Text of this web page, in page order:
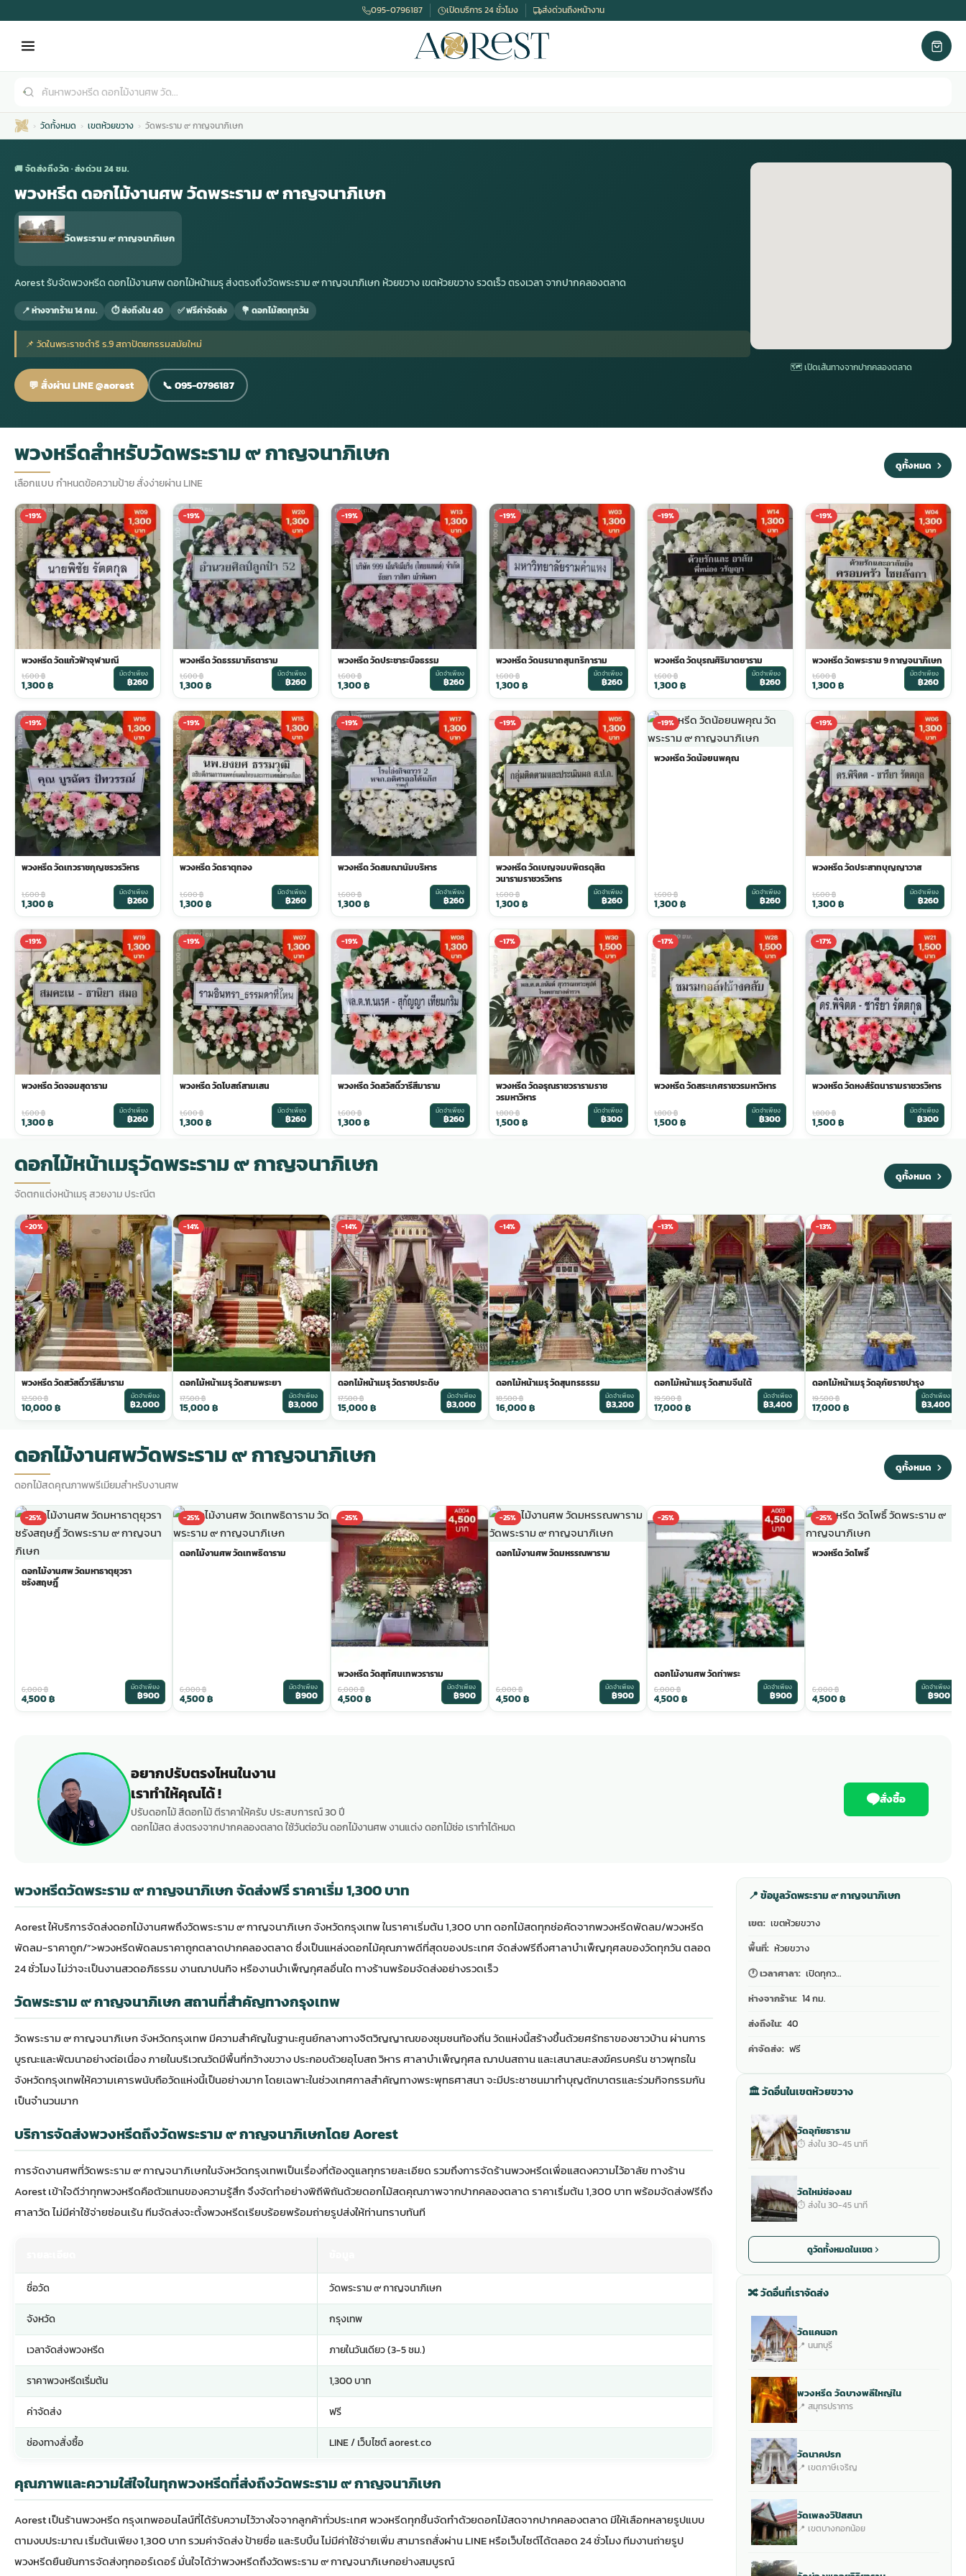
ดอกไม้หน้าศพ
ดอกไม้จัดงานศพ
จัดดอกไม้หน้าศพ
ดอกไม้หน้าหีบ
ดอกไม้หน้างานศพ
ดอกไม้หน้าโลง
จัดดอกไม้หน้าโลง
ดอกไม้ศพ
ดอกไม้งานศพ ส่งด่วน
ดอกไม้งานศพ กรุงเทพ
ดอกไม้งานศพ ปากคลองตลาด
ร้านดอกไม้งานศพ ใกล้ฉัน
ดอกไม้งานศพ ราคาถูก
จัดดอกไม้งานศพ ราคา
ดอกไม้งานศพ ส่งฟรี
ดอกไม้งานศพ ออนไลน์
พวงดอกไม้งานศพ
tpdecorate ปูพื้น
พวงหรีด กรุงเทพ
พวงหรีดราคา
สั่งพวงหรีด
ร้านพวงหรีด
ดอกไม้พวงหรีด
พวงหรีดปทุม
พวงหรีด ปากคลองตลาด
พวงหรีดราคาถูก
พวงหรีดดอกไม้สด
พวงหรีดดอกไม้สด ราคาถูก
สั่งพวงหรีด ออนไลน์
ส่งพวงหรีด ด่วน กรุงเทพ
ร้านพวงหรีด กรุงเทพ ส่งฟรี
พวงหรีด ปากคลองตลาด ราคา
พวงหรีด ส่งด่วน วันนี้
น้าเมรุ
มรุสีขาว
ไม้หน้าเมรุ
กไม้หน้าเมรุ
น้าเมรุ ราคา
ม้หน้าเมรุ
มรุ ราคาถูก
ม้หน้าเมรุ
ระดับเมรุ
มรุ ออนไลน์
มรุ ส่งด่วน
น้าเมรุ กรุงเทพ
ไม้งานแต่ง
ไม้งานแต่ง ราคา
ไม้งานแต่ง ราคาถูก
ไม้งานแต่ง กรุงเทพ
อกไม้งานแต่ง
ดอกไม้งานแต่ง
พวงหรีดพัดลม
พวงหรีดพัดลม ราคา
พวงหรีดพัดลม ราคาถูก
พวงหรีดพัดลม กรุงเทพ
พวงหรีดพัดลม ส่งด่วน
สั่งพวงหรีดพัดลม
พวงหรีดพัดลม ปากคลองตลาด
พวงหรีดพัดลม แบบสวยๆ
รับจัดงานศพ
รับจัดงานศพ ราคา
รับจัดงานศพ ครบวงจร
รับจัดงานศพ กรุงเทพ
แพ็คเกจจัดงานศพ
ค่าใช้จ่ายจัดงานศพ
ขั้นตอนจัดงานศพ
จัดงานศพ ราคาถูก
095-0796187 เปิดบริการ 24 ชั่วโมง ส่งด่วนถึงหน้างาน
วัดทั้งหมด เขตห้วยขวาง วัดพระราม ๙ กาญจนาภิเษก
🚚 จัดส่งถึงวัด · ส่งด่วน 24 ชม.
พวงหรีด ดอกไม้งานศพ วัดพระราม ๙ กาญจนาภิเษก
วัดพระราม ๙ กาญจนาภิเษก
Aorest รับจัดพวงหรีด ดอกไม้งานศพ ดอกไม้หน้าเมรุ ส่งตรงถึงวัดพระราม ๙ กาญจนาภิเษก ห้วยขวาง เขตห้วยขวาง รวดเร็ว ตรงเวลา จากปากคลองตลาด
📍 ห่างจากร้าน 14 กม. ⏱ ส่งถึงใน 40 ✅ ฟรีค่าจัดส่ง 💐 ดอกไม้สดทุกวัน
📌 วัดในพระราชดำริ ร.9 สถาปัตยกรรมสมัยใหม่
💬 สั่งผ่าน LINE @aorest 📞 095-0796187
🗺 เปิดเส้นทางจากปากคลองตลาด
พวงหรีดสำหรับวัดพระราม ๙ กาญจนาภิเษก
เลือกแบบ กำหนดข้อความป้าย สั่งง่ายผ่าน LINE
ดูทั้งหมด
-19%
พวงหรีด วัดแก้วฟ้าจุฬามณี
1,600฿
1,300฿
มัดจำเพียง
฿260
-19%
พวงหรีด วัดธรรมาภิรตาราม
1,600฿
1,300฿
มัดจำเพียง
฿260
-19%
พวงหรีด วัดประชาระบือธรรม
1,600฿
1,300฿
มัดจำเพียง
฿260
-19%
พวงหรีด วัดนรนาถสุนทริการาม
1,600฿
1,300฿
มัดจำเพียง
฿260
-19%
พวงหรีด วัดบุรณศิริมาตยาราม
1,600฿
1,300฿
มัดจำเพียง
฿260
-19%
พวงหรีด วัดพระราม 9 กาญจนาภิเษก
1,600฿
1,300฿
มัดจำเพียง
฿260
-19%
พวงหรีด วัดเทวราชกุญชรวรวิหาร
1,600฿
1,300฿
มัดจำเพียง
฿260
-19%
พวงหรีด วัดธาตุทอง
1,600฿
1,300฿
มัดจำเพียง
฿260
-19%
พวงหรีด วัดสมณานัมบริหาร
1,600฿
1,300฿
มัดจำเพียง
฿260
-19%
พวงหรีด วัดเบญจมบพิตรดุสิต
วนารามราชวรวิหาร
1,600฿
1,300฿
มัดจำเพียง
฿260
-19%
พวงหรีด วัดน้อยนพคุณ
1,600฿
1,300฿
มัดจำเพียง
฿260
-19%
พวงหรีด วัดประสาทบุญญาวาส
1,600฿
1,300฿
มัดจำเพียง
฿260
-19%
พวงหรีด วัดจอมสุดาราม
1,600฿
1,300฿
มัดจำเพียง
฿260
-19%
พวงหรีด วัดโบสถ์สามเสน
1,600฿
1,300฿
มัดจำเพียง
฿260
-19%
พวงหรีด วัดสวัสดิ์วารีสีมาราม
1,600฿
1,300฿
มัดจำเพียง
฿260
-17%
พวงหรีด วัดอรุณราชวรารามราช
วรมหาวิหาร
1,800฿
1,500฿
มัดจำเพียง
฿300
-17%
พวงหรีด วัดสระเกศราชวรมหาวิหาร
1,800฿
1,500฿
มัดจำเพียง
฿300
-17%
พวงหรีด วัดหงส์รัตนารามราชวรวิหาร
1,800฿
1,500฿
มัดจำเพียง
฿300
ดอกไม้หน้าเมรุวัดพระราม ๙ กาญจนาภิเษก
จัดตกแต่งหน้าเมรุ สวยงาม ประณีต
ดูทั้งหมด
-20%
พวงหรีด วัดสวัสดิ์วารีสีมาราม
12,500฿
10,000฿
มัดจำเพียง
฿2,000
-14%
ดอกไม้หน้าเมรุ วัดสามพระยา
17,500฿
15,000฿
มัดจำเพียง
฿3,000
-14%
ดอกไม้หน้าเมรุ วัดราชประดิษ
17,500฿
15,000฿
มัดจำเพียง
฿3,000
-14%
ดอกไม้หน้าเมรุ วัดสุนทรธรรม
18,500฿
16,000฿
มัดจำเพียง
฿3,200
-13%
ดอกไม้หน้าเมรุ วัดสามจีนใต้
19,500฿
17,000฿
มัดจำเพียง
฿3,400
-13%
ดอกไม้หน้าเมรุ วัดอุภัยราชบำรุง
19,500฿
17,000฿
มัดจำเพียง
฿3,400
ดอกไม้งานศพวัดพระราม ๙ กาญจนาภิเษก
ดอกไม้สดคุณภาพพรีเมียมสำหรับงานศพ
ดูทั้งหมด
-25%
ดอกไม้งานศพ วัดมหาธาตุยุวรา
ชรังสฤษฎิ์
6,000฿
4,500฿
มัดจำเพียง
฿900
-25%
ดอกไม้งานศพ วัดเทพธิดาราม
6,000฿
4,500฿
มัดจำเพียง
฿900
-25%
พวงหรีด วัดสุทัศนเทพวราราม
6,000฿
4,500฿
มัดจำเพียง
฿900
-25%
ดอกไม้งานศพ วัดมหรรณพาราม
6,000฿
4,500฿
มัดจำเพียง
฿900
-25%
ดอกไม้งานศพ วัดท่าพระ
6,000฿
4,500฿
มัดจำเพียง
฿900
-25%
พวงหรีด วัดโพธิ์
6,000฿
4,500฿
มัดจำเพียง
฿900
อยากปรับตรงไหนในงาน
เราทำให้คุณได้ !
ปรับดอกไม้ สีดอกไม้ ตีราคาให้ครับ ประสบการณ์ 30 ปี
ดอกไม้สด ส่งตรงจากปากคลองตลาด ใช้วันต่อวัน ดอกไม้งานศพ งานแต่ง ดอกไม้ช่อ เราทำได้หมด
สั่งซื้อ
พวงหรีดวัดพระราม ๙ กาญจนาภิเษก จัดส่งฟรี ราคาเริ่ม 1,300 บาท
Aorest ให้บริการจัดส่งดอกไม้งานศพถึงวัดพระราม ๙ กาญจนาภิเษก จังหวัดกรุงเทพ ในราคาเริ่มต้น 1,300 บาท ดอกไม้สดทุกช่อคัดจากพวงหรีดพัดลม/พวงหรีด
พัดลม-ราคาถูก/”>พวงหรีดพัดลมราคาถูกตลาดปากคลองตลาด ซึ่งเป็นแหล่งดอกไม้คุณภาพดีที่สุดของประเทศ จัดส่งฟรีถึงศาลาบำเพ็ญกุศลของวัดทุกวัน ตลอด
24 ชั่วโมง ไม่ว่าจะเป็นงานสวดอภิธรรม งานฌาปนกิจ หรืองานบำเพ็ญกุศลอื่นใด ทางร้านพร้อมจัดส่งอย่างรวดเร็ว
วัดพระราม ๙ กาญจนาภิเษก สถานที่สำคัญทางกรุงเทพ
วัดพระราม ๙ กาญจนาภิเษกจังหวัดกรุงเทพ มีความสำคัญในฐานะศูนย์กลางทางจิตวิญญาณของชุมชนท้องถิ่น วัดแห่งนี้สร้างขึ้นด้วยศรัทธาของชาวบ้าน ผ่านการ
บูรณะและพัฒนาอย่างต่อเนื่อง ภายในบริเวณวัดมีพื้นที่กว้างขวาง ประกอบด้วยอุโบสถ วิหาร ศาลาบำเพ็ญกุศล ฌาปนสถาน และเสนาสนะสงฆ์ครบครัน ชาวพุทธใน
จังหวัดกรุงเทพให้ความเคารพนับถือวัดแห่งนี้เป็นอย่างมาก โดยเฉพาะในช่วงเทศกาลสำคัญทางพระพุทธศาสนา จะมีประชาชนมาทำบุญตักบาตรและร่วมกิจกรรมกัน
เป็นจำนวนมาก
บริการจัดส่งพวงหรีดถึงวัดพระราม ๙ กาญจนาภิเษกโดย Aorest
การจัดงานศพที่วัดพระราม ๙ กาญจนาภิเษกในจังหวัดกรุงเทพเป็นเรื่องที่ต้องดูแลทุกรายละเอียด รวมถึงการจัดร้านพวงหรีดเพื่อแสดงความไว้อาลัย ทางร้าน
Aorestเข้าใจดีว่าทุกพวงหรีดคือตัวแทนของความรู้สึก จึงจัดทำอย่างพิถีพิถันด้วยดอกไม้สดคุณภาพจากปากคลองตลาด ราคาเริ่มต้น 1,300 บาท พร้อมจัดส่งฟรีถึง
ศาลาวัด ไม่มีค่าใช้จ่ายซ่อนเร้น ทีมจัดส่งจะตั้งพวงหรีดเรียบร้อยพร้อมถ่ายรูปส่งให้ท่านทราบทันที
ชื่อวัด วัดพระราม ๙ กาญจนาภิเษก
จังหวัด กรุงเทพ
เวลาจัดส่งพวงหรีด ภายในวันเดียว (3-5 ชม.)
ราคาพวงหรีดเริ่มต้น 1,300 บาท
ค่าจัดส่ง ฟรี
ช่องทางสั่งซื้อ LINE / เว็บไซต์ aorest.co
คุณภาพและความใส่ใจในทุกพวงหรีดที่ส่งถึงวัดพระราม ๙ กาญจนาภิเษก
Aorest เป็นร้านพวงหรีด กรุงเทพออนไลน์ที่ได้รับความไว้วางใจจากลูกค้าทั่วประเทศ พวงหรีดทุกชิ้นจัดทำด้วยดอกไม้สดจากปากคลองตลาด มีให้เลือกหลายรูปแบบ
ตามงบประมาณ เริ่มต้นเพียง 1,300 บาท รวมค่าจัดส่ง ป้ายชื่อ และริบบิ้น ไม่มีค่าใช้จ่ายเพิ่ม สามารถสั่งผ่าน LINE หรือเว็บไซต์ได้ตลอด 24 ชั่วโมง ทีมงานถ่ายรูป
พวงหรีดยืนยันการจัดส่งทุกออร์เดอร์ มั่นใจได้ว่าพวงหรีดถึงวัดพระราม ๙ กาญจนาภิเษกอย่างสมบูรณ์
📍 ข้อมูลวัดพระราม ๙ กาญจนาภิเษก
เขต: เขตห้วยขวาง
พื้นที่: ห้วยขวาง
🕐 เวลาศาลา: เปิดทุกว…
ห่างจากร้าน: 14 กม.
ส่งถึงใน: 40
ค่าจัดส่ง: ฟรี
🏛 วัดอื่นในเขตห้วยขวาง
วัดอุทัยธาราม
⏱ ส่งใน 30-45 นาที
วัดใหม่ช่องลม
⏱ ส่งใน 30-45 นาที
ดูวัดทั้งหมดในเขต
🔀 วัดอื่นที่เราจัดส่ง
วัดแคนอก
📍 นนทบุรี
พวงหรีด วัดบางพลีใหญ่ใน
📍 สมุทรปราการ
วัดนาคปรก
📍 เขตภาษีเจริญ
วัดเพลงวิปัสสนา
📍 เขตบางกอกน้อย